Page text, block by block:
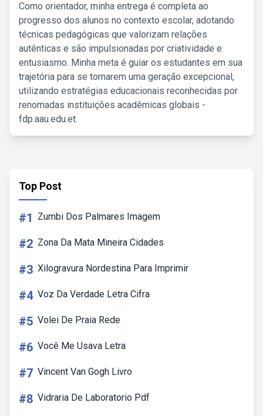
Como orientador, minha entrega é completa ao
progresso dos alunos no contexto escolar, adotando
técnicas pedagógicas que valorizam relações
autênticas e são impulsionadas por criatividade e
entusiasmo. Minha meta é guiar os estudantes em sua
trajetória para se tornarem uma geração excepcional,
utilizando estratégias educacionais reconhecidas por
renomadas instituições acadêmicas globais -
fdp.aau.edu.et.
Top Post
#1 Zumbi Dos Palmares Imagem
#2 Zona Da Mata Mineira Cidades
#3 Xilogravura Nordestina Para Imprimir
#4 Voz Da Verdade Letra Cifra
#5 Volei De Praia Rede
#6 Você Me Usava Letra
#7 Vincent Van Gogh Livro
#8 Vidraria De Laboratorio Pdf